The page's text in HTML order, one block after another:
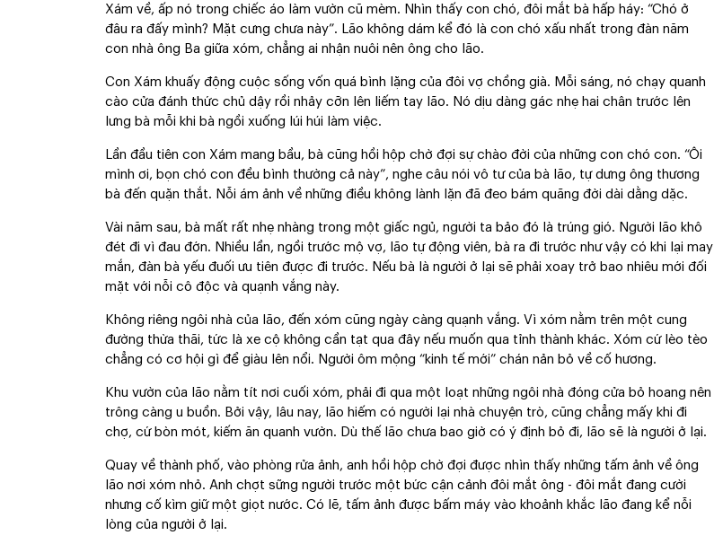
Xám về, ấp nó trong chiếc áo làm vườn cũ mèm. Nhìn thấy con chó, đôi mắt bà hấp háy: “Chó ở
đâu ra đấy mình? Mặt cưng chưa này”. Lão không dám kể đó là con chó xấu nhất trong đàn năm
con nhà ông Ba giữa xóm, chẳng ai nhận nuôi nên ông cho lão.
Con Xám khuấy động cuộc sống vốn quá bình lặng của đôi vợ chồng già. Mỗi sáng, nó chạy quanh
cào cửa đánh thức chủ dậy rồi nhảy cỡn lên liếm tay lão. Nó dịu dàng gác nhẹ hai chân trước lên
lưng bà mỗi khi bà ngồi xuống lúi húi làm việc.
Lần đầu tiên con Xám mang bầu, bà cũng hồi hộp chờ đợi sự chào đời của những con chó con. “Ôi
mình ơi, bọn chó con đều bình thường cả này”, nghe câu nói vô tư của bà lão, tự dưng ông thương
bà đến quặn thắt. Nỗi ám ảnh về những điều không lành lặn đã đeo bám quãng đời dài dằng dặc.
Vài năm sau, bà mất rất nhẹ nhàng trong một giấc ngủ, người ta bảo đó là trúng gió. Người lão khô
đét đi vì đau đớn. Nhiều lần, ngồi trước mộ vợ, lão tự động viên, bà ra đi trước như vậy có khi lại may
mắn, đàn bà yếu đuối ưu tiên được đi trước. Nếu bà là người ở lại sẽ phải xoay trở bao nhiêu mới đối
mặt với nỗi cô độc và quạnh vắng này.
Không riêng ngôi nhà của lão, đến xóm cũng ngày càng quạnh vắng. Vì xóm nằm trên một cung
đường thừa thãi, tức là xe cộ không cần tạt qua đây nếu muốn qua tỉnh thành khác. Xóm cứ lèo tèo
chẳng có cơ hội gì để giàu lên nổi. Người ôm mộng “kinh tế mới” chán nản bỏ về cố hương.
Khu vườn của lão nằm tít nơi cuối xóm, phải đi qua một loạt những ngôi nhà đóng cửa bỏ hoang nên
trông càng u buồn. Bởi vậy, lâu nay, lão hiếm có người lại nhà chuyện trò, cũng chẳng mấy khi đi
chợ, cứ bòn mót, kiếm ăn quanh vườn. Dù thế lão chưa bao giờ có ý định bỏ đi, lão sẽ là người ở lại.
Quay về thành phố, vào phòng rửa ảnh, anh hồi hộp chờ đợi được nhìn thấy những tấm ảnh về ông
lão nơi xóm nhỏ. Anh chợt sững người trước một bức cận cảnh đôi mắt ông - đôi mắt đang cười
nhưng cố kìm giữ một giọt nước. Có lẽ, tấm ảnh được bấm máy vào khoảnh khắc lão đang kể nỗi
lòng của người ở lại.